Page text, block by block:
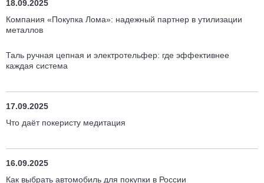
18.09.2025
Компания «Покупка Лома»: надежный партнер в утилизации
металлов
Таль ручная цепная и электротельфер: где эффективнее
каждая система
17.09.2025
Что даёт покеристу медитация
16.09.2025
Как выбрать автомобиль для покупки в России